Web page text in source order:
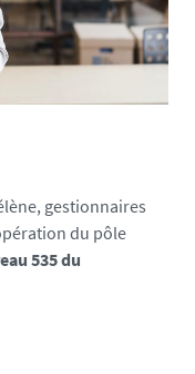
gestionnaires
du pôle
535 du